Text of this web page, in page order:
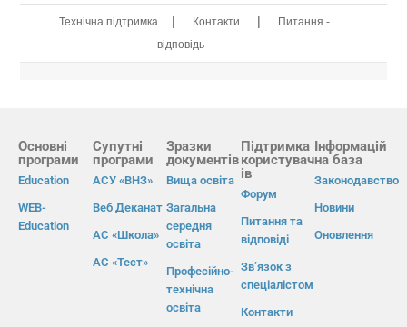
Технічна підтримка | Контакти |
Питання -
відповідь
Основні
програми
Education
WEB-
Education
Супутні
програми
АСУ «ВНЗ»
Веб Деканат
АС «Школа»
АС «Тест»
Зразки
документів
Вища освіта
Загальна
середня
освіта
Професійно-
технічна
освіта
Підтримка
користувач
ів
Форум
Питання та
відповіді
Зв’язок з
спеціалістом
Контакти
Інформацій
на база
Законодавство
Новини
Оновлення